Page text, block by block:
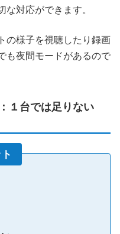
な対応ができます。
の様子を視聴したり録画
も夜間モードがあるので
１台では足りない